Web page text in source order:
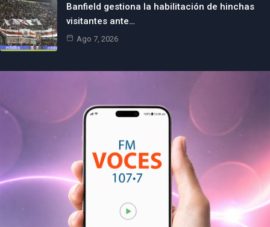
Banfield gestiona la habilitación de hinchas
visitantes ante…
Ago 7, 2026